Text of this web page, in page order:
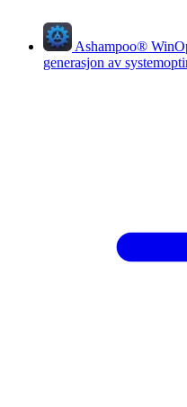
Ashampoo®
generasjon av